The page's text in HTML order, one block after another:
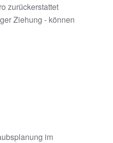
zurückerstattet
Ziehung - können
im